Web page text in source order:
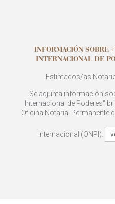
INFORMACIÓN SOBRE
INTERNACIONAL DE
Estimados/as
Se adjunta información
Internacional de Poderes"
Oficina Notarial Permanente
Internacional (ONPI).